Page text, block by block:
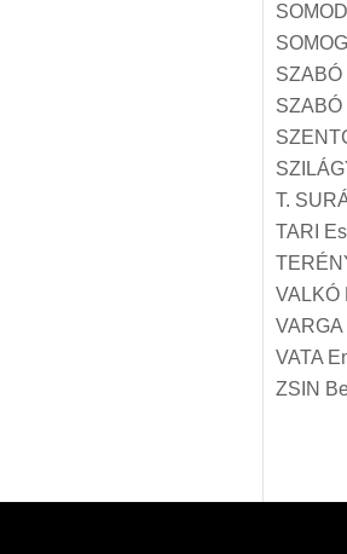
SZABÓ
SZABÓ
T.
TARI
VALKÓ
VATA
ZSIN